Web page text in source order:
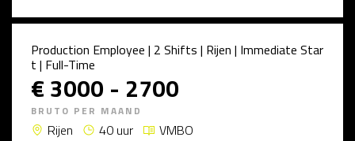
Production Employee | 2 Shifts | Rijen | Immediate Star
t | Full-Time
€ 3000 - 2700
BRUTO PER MAAND
Rijen 40 uur
VMBO